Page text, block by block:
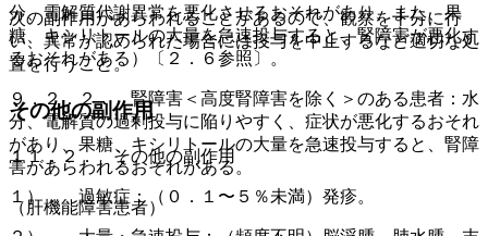
分、電解質代謝異常を悪化させるおそれがあり、また、果
糖、キシリトールの大量を急速投与すると、腎障害が悪化す
るおそれがある）〔２．６参照〕。
９．２．２． 腎障害＜高度腎障害を除く＞のある患者：水
分、電解質の過剰投与に陥りやすく、症状が悪化するおそれ
があり、果糖、キシリトールの大量を急速投与すると、腎障
害があらわれるおそれがある。
（肝機能障害患者）
次の副作用があらわれることがあるので、観察を十分に行
い、異常が認められた場合には投与を中止するなど適切な処
置を行うこと。
その他の副作用
１１．２． その他の副作用
１）． 過敏症：（０．１〜５％未満）発疹。